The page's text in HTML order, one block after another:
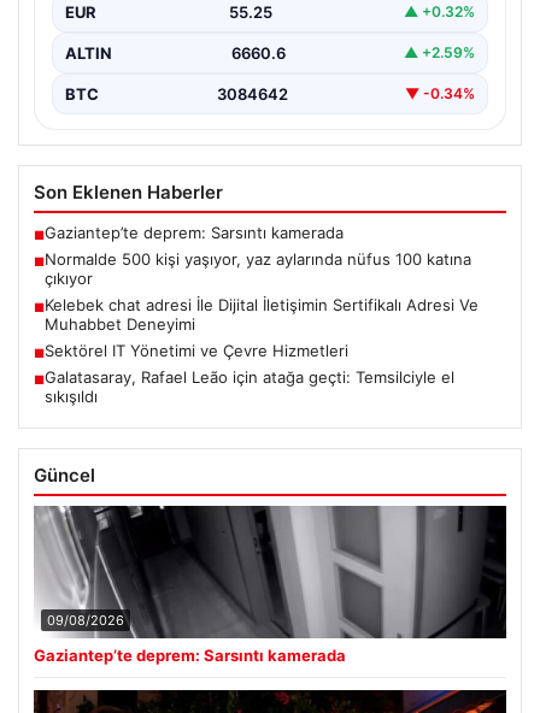
EUR 55.25 ▲ +0.32%
ALTIN 6660.6 ▲ +2.59%
BTC 3084642 ▼ -0.34%
Son Eklenen Haberler
■Gaziantep’te deprem: Sarsıntı kamerada
■Normalde 500 kişi yaşıyor, yaz aylarında nüfus 100 katına
çıkıyor
■Kelebek chat adresi İle Dijital İletişimin Sertifikalı Adresi Ve
Muhabbet Deneyimi
■Sektörel IT Yönetimi ve Çevre Hizmetleri
■Galatasaray, Rafael Leão için atağa geçti: Temsilciyle el
sıkışıldı
Güncel
09/08/2026
Gaziantep’te deprem: Sarsıntı kamerada